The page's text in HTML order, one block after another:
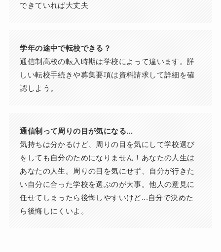
できていれば大丈夫
学年の途中で転校できる？
通信制高校の転入時期は学校によって違います。詳
しい転校手続きや募集要項は資料請求して詳細を確
認しよう。
通信制って周りの目が気になる...
気持ちは分かるけど、周りの目を気にして学校選び
をしても自分のためになりません！あなたの人生は
あなたの人生。周りの目を気にせず、自分が行きた
い自分に合った学校を選ぶのが大事。他人の意見に
任せてしまったら後悔しやすいけど...自分で決めた
ら後悔しにくいよ。